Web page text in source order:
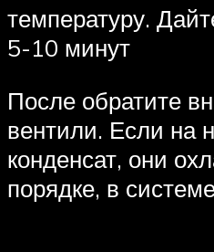
температуру.
5-10 минут
После обратите
вентили. Если на
конденсат, они
порядке, в